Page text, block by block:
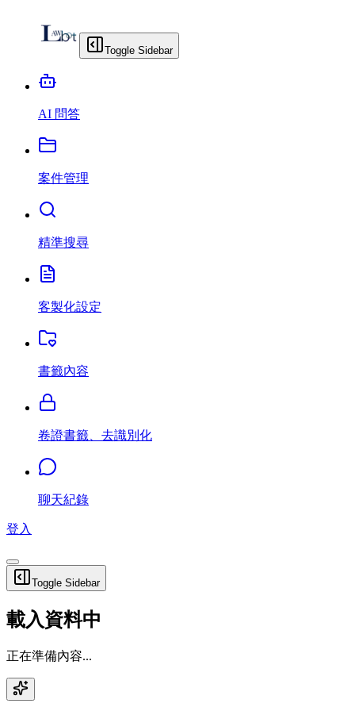
Toggle Sidebar
AI 問答
案件管理
精準搜尋
客製化設定
書籤內容
卷證書籤、去識別化
聊天紀錄
登入
Toggle Sidebar
載入資料中
正在準備內容...